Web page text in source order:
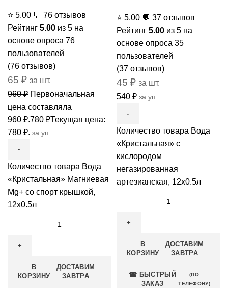
⭐ 5.00 💬 76 отзывов
Рейтинг 5.00 из 5 на
основе опроса 76
пользователей
(76 отзывов)
65 ₽ за шт.
960₽ Первоначальная
цена составляла
960 ₽.780 ₽Текущая цена:
780 ₽. за уп.
Количество товара Вода
«Кристальная» Магниевая
Mg+ со спорт крышкой,
12x0.5л
В
КОРЗИНУ
ДОСТАВИМ
ЗАВТРА
⭐ 5.00 💬 37 отзывов
Рейтинг 5.00 из 5 на
основе опроса 35
пользователей
(37 отзывов)
45 ₽ за шт.
540 ₽ за уп.
Количество товара Вода
«Кристальная» с
кислородом
негазированная
артезианская, 12x0.5л
В
КОРЗИНУ
ДОСТАВИМ
ЗАВТРА
☎ БЫСТРЫЙ
ЗАКАЗ
(ПО
ТЕЛЕФОНУ)